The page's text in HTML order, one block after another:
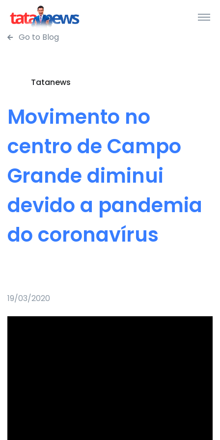
Go to Blog
Tatanews
Movimento no
centro de Campo
Grande diminui
devido a pandemia
do coronavírus
19/03/2020